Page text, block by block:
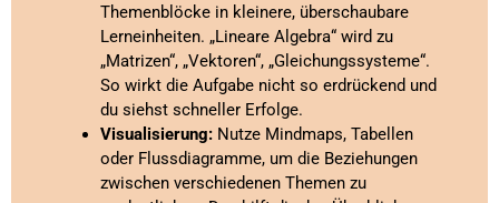
Themenblöcke in kleinere, überschaubare
Lerneinheiten. „Lineare Algebra“ wird zu
„Matrizen“, „Vektoren“, „Gleichungssysteme“.
So wirkt die Aufgabe nicht so erdrückend und
du siehst schneller Erfolge.
Visualisierung: Nutze Mindmaps, Tabellen
oder Flussdiagramme, um die Beziehungen
zwischen verschiedenen Themen zu